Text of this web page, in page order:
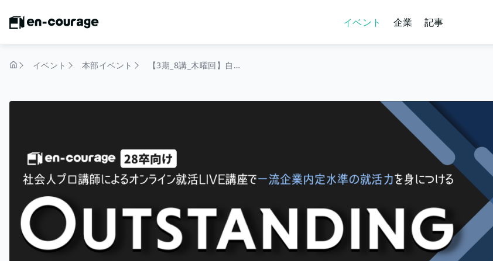
イベント 企業 記事
イベント 本部イベント 【3期_8講_木曜回】自分に合った企業を探す「就活の軸の作り方」を知る｜OUTSTANDING（28卒）